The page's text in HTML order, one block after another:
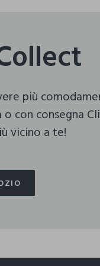
più
con consegna
vicino a te!